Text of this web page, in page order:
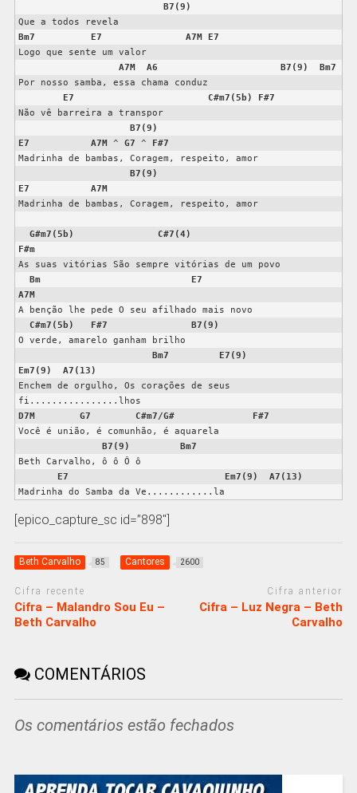
B7(9)
Bm7
E7 A7M
E7
Logo que sente um valor
A7M
A6 B7(9)
Bm7
Por nosso samba, essa chama conduz
E7
C#m7(5b)
F#7
Não vê barreira a transpor
B7(9)
E7
A7M ^ G7 ^ F#7
Madrinha de bambas, Coragem, respeito, amor
B7(9)
E7
A7M
Madrinha de bambas, Coragem, respeito, amor
G#m7(5b)
C#7(4)
F#m
As suas vitórias São sempre vitórias de um povo
Bm
E7
A7M
A benção lhe pede O seu afilhado mais novo
C#m7(5b)
F#7
B7(9)
O verde, amarelo ganham brilho
Bm7
E7(9)
Em7(9)
A7(13)
Enchem de orgulho, Os corações de seus
D7M
G7 C#m7/G#
F#7
Você é união, é comunhão, é aquarela
B7(9)
Bm7
Beth Carvalho, ô ô Ô ô
E7
Em7(9)
A7(13)
Madrinha do Samba da Ve............la
[epico_capture_sc id=”898″]
Beth Carvalho 85 Cantores 2600
Cifra recente
Cifra – Malandro Sou Eu –
Beth Carvalho
Cifra anterior
Cifra – Luz Negra – Beth
Carvalho
COMENTÁRIOS
Os comentários estão fechados